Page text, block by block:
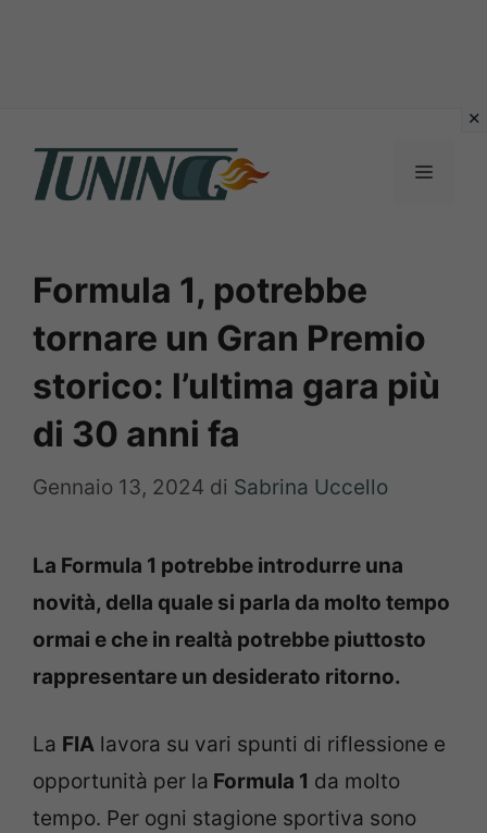
contenuto
Menu
Formula 1, potrebbe
tornare un Gran Premio
storico: l’ultima gara più
di 30 anni fa
Gennaio 13, 2024 di Sabrina Uccello
La Formula 1 potrebbe introdurre una
novità, della quale si parla da molto tempo
ormai e che in realtà potrebbe piuttosto
rappresentare un desiderato ritorno.
La FIA lavora su vari spunti di riflessione e
opportunità per la Formula 1 da molto
tempo. Per ogni stagione sportiva sono